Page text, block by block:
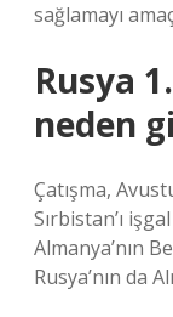
sağlamayı
Rusya
neden
Çatışma,
Sırbistan’ı
Almanya’nın
Rusya’nın da